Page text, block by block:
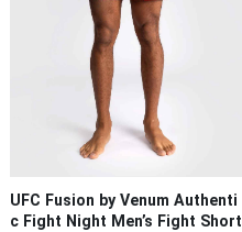
UFC Fusion by Venum Authenti
c Fight Night Men’s Fight Short